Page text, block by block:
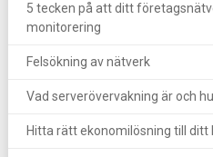
5 tecken på att ditt
monitorering
Felsökning av nätverk
Vad serverövervakning är och
Hitta rätt ekonomilösning till ditt